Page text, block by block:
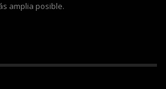
amplia posible.